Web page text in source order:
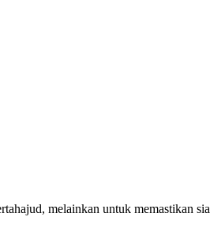
melainkan untuk memastikan